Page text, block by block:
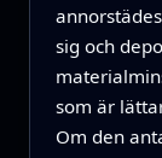
sig och
som är
Om den